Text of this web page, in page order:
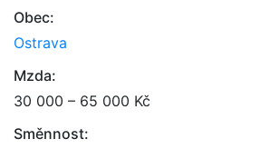
Obec:
Ostrava
Mzda:
30 000 – 65 000 Kč
Směnnost: